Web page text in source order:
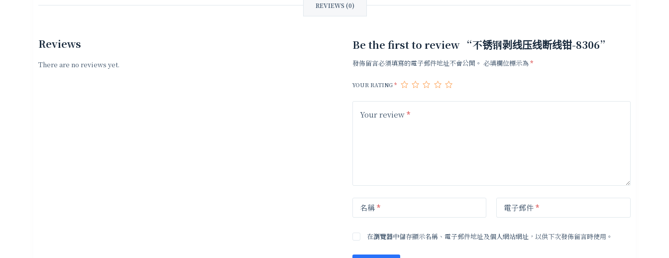
REVIEWS (0)
Reviews
There are no reviews yet.
Be the first to review “不锈钢剥线压线断线钳-8306”
發佈留言必須填寫的電子郵件地址不會公開。 必填欄位標示為*
YOUR RATING*
Your review*
名稱* 電子郵件*
在瀏覽器中儲存顯示名稱、電子郵件地址及個人網站網址，以供下次發佈留言時使用。